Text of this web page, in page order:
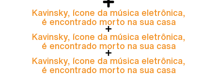
Kavinsky, ícone da música eletrônica,
é encontrado morto na sua casa
Kavinsky, ícone da música eletrônica,
é encontrado morto na sua casa
Kavinsky, ícone da música eletrônica,
é encontrado morto na sua casa